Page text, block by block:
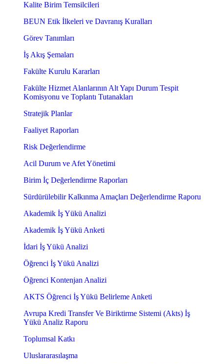
Kalite Birim Temsilcileri
BEUN Etik İlkeleri ve Davranış Kuralları
Görev Tanımları
İş Akış Şemaları
Fakülte Kurulu Kararları
Fakülte Hizmet Alanlarının Alt Yapı Durum Tespit
Komisyonu ve Toplantı Tutanakları
Stratejik Planlar
Faaliyet Raporları
Risk Değerlendirme
Acil Durum ve Afet Yönetimi
Birim İç Değerlendirme Raporları
Sürdürülebilir Kalkınma Amaçları Değerlendirme Raporu
Akademik İş Yükü Analizi
Akademik İş Yükü Anketi
İdari İş Yükü Analizi
Öğrenci İş Yükü Analizi
Öğrenci Kontenjan Analizi
AKTS Öğrenci İş Yükü Belirleme Anketi
Avrupa Kredi Transfer Ve Biriktirme Sistemi (Akts) İş
Yükü Analiz Raporu
Toplumsal Katkı
Uluslararasılaşma